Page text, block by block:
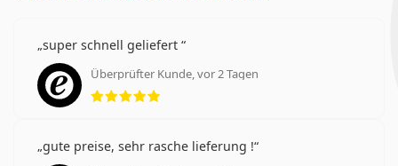
super schnell geliefert
Überprüfter Kunde, vor 2 Tagen
Bewertung 5 aus 5
gute preise, sehr rasche lieferung !